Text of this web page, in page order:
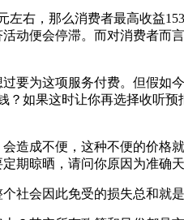
右，那么消费者最高收益
动便会停滞。而对消费者而
要为这项服务付费。但假
如果这时让你再选择收听
造成不便，这种不便的价格
期晾晒，请问你原因为准确
社会因此免受的损失总和就